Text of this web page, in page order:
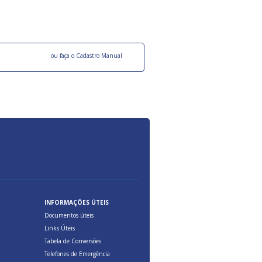
ou faça o Cadastro Manual
INFORMAÇÕES ÚTEIS
Documentos úteis
Links Úteis
Tabela de Conversões
Telefones de Emergência